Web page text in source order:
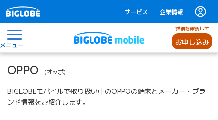
サービス 企業情報
メニュー
詳細を確認して
お申し込み
OPPO オッポ
BIGLOBEモバイルで取り扱い中のOPPOの端末とメーカー・ブラ
ンド情報をご紹介します。